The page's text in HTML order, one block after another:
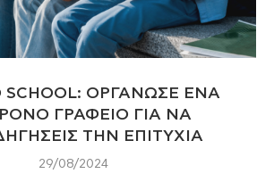
SCHOOL: ΟΡΓΑΝΩΣΕ ΕΝΑ
ΓΡΑΦΕΙΟ ΓΙΑ ΝΑ
ΤΗΝ ΕΠΙΤΥΧΙΑ
29/08/2024